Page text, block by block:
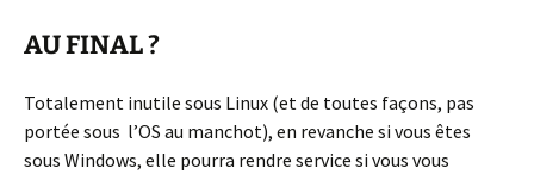
AU FINAL ?
Totalement inutile sous Linux (et de toutes façons, pas
portée sous l’OS au manchot), en revanche si vous êtes
sous Windows, elle pourra rendre service si vous vous